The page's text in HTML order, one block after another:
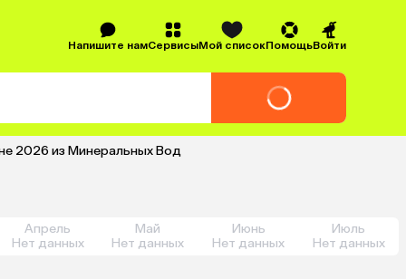
Напишите намСервисыМой списокПомощьВойти
2026 из Минеральных Вод
Апрель
Нет данных
Май
Нет данных
Июнь
Нет данных
Июль
Нет данных